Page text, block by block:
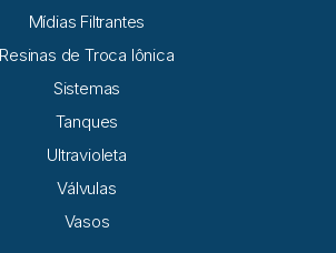
Mídias Filtrantes
Resinas de Troca Iônica
Sistemas
Tanques
Ultravioleta
Válvulas
Vasos